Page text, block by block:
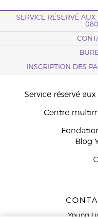
SERVICE RÉSERVÉ
INSCRIPTION DES
Service réservé
Centre
Blog
Young